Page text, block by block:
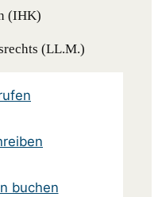
(IHK)
(LL.M.)
buchen